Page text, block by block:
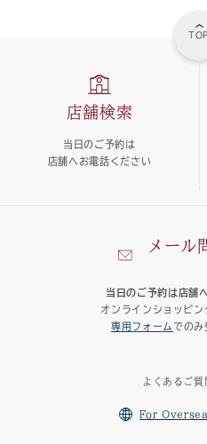
メール
当日のご予約は店舗
オンラインショッピ
専用フォーム でのみ
店舗検索
当日のご予約は
店舗へお電話ください
よくあるご質
For